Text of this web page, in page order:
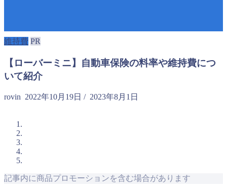
維持費 PR
【ローバーミニ】自動車保険の料率や維持費につ
いて紹介
rovin 2022年10月19日 / 2023年8月1日
記事内に商品プロモーションを含む場合があります